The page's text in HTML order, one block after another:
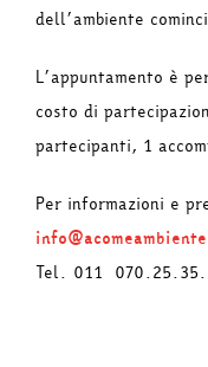
dell’ambiente
L’appuntamento è
costo di
partecipanti, 1
Per informazioni e
Tel. 011 070.25.35.